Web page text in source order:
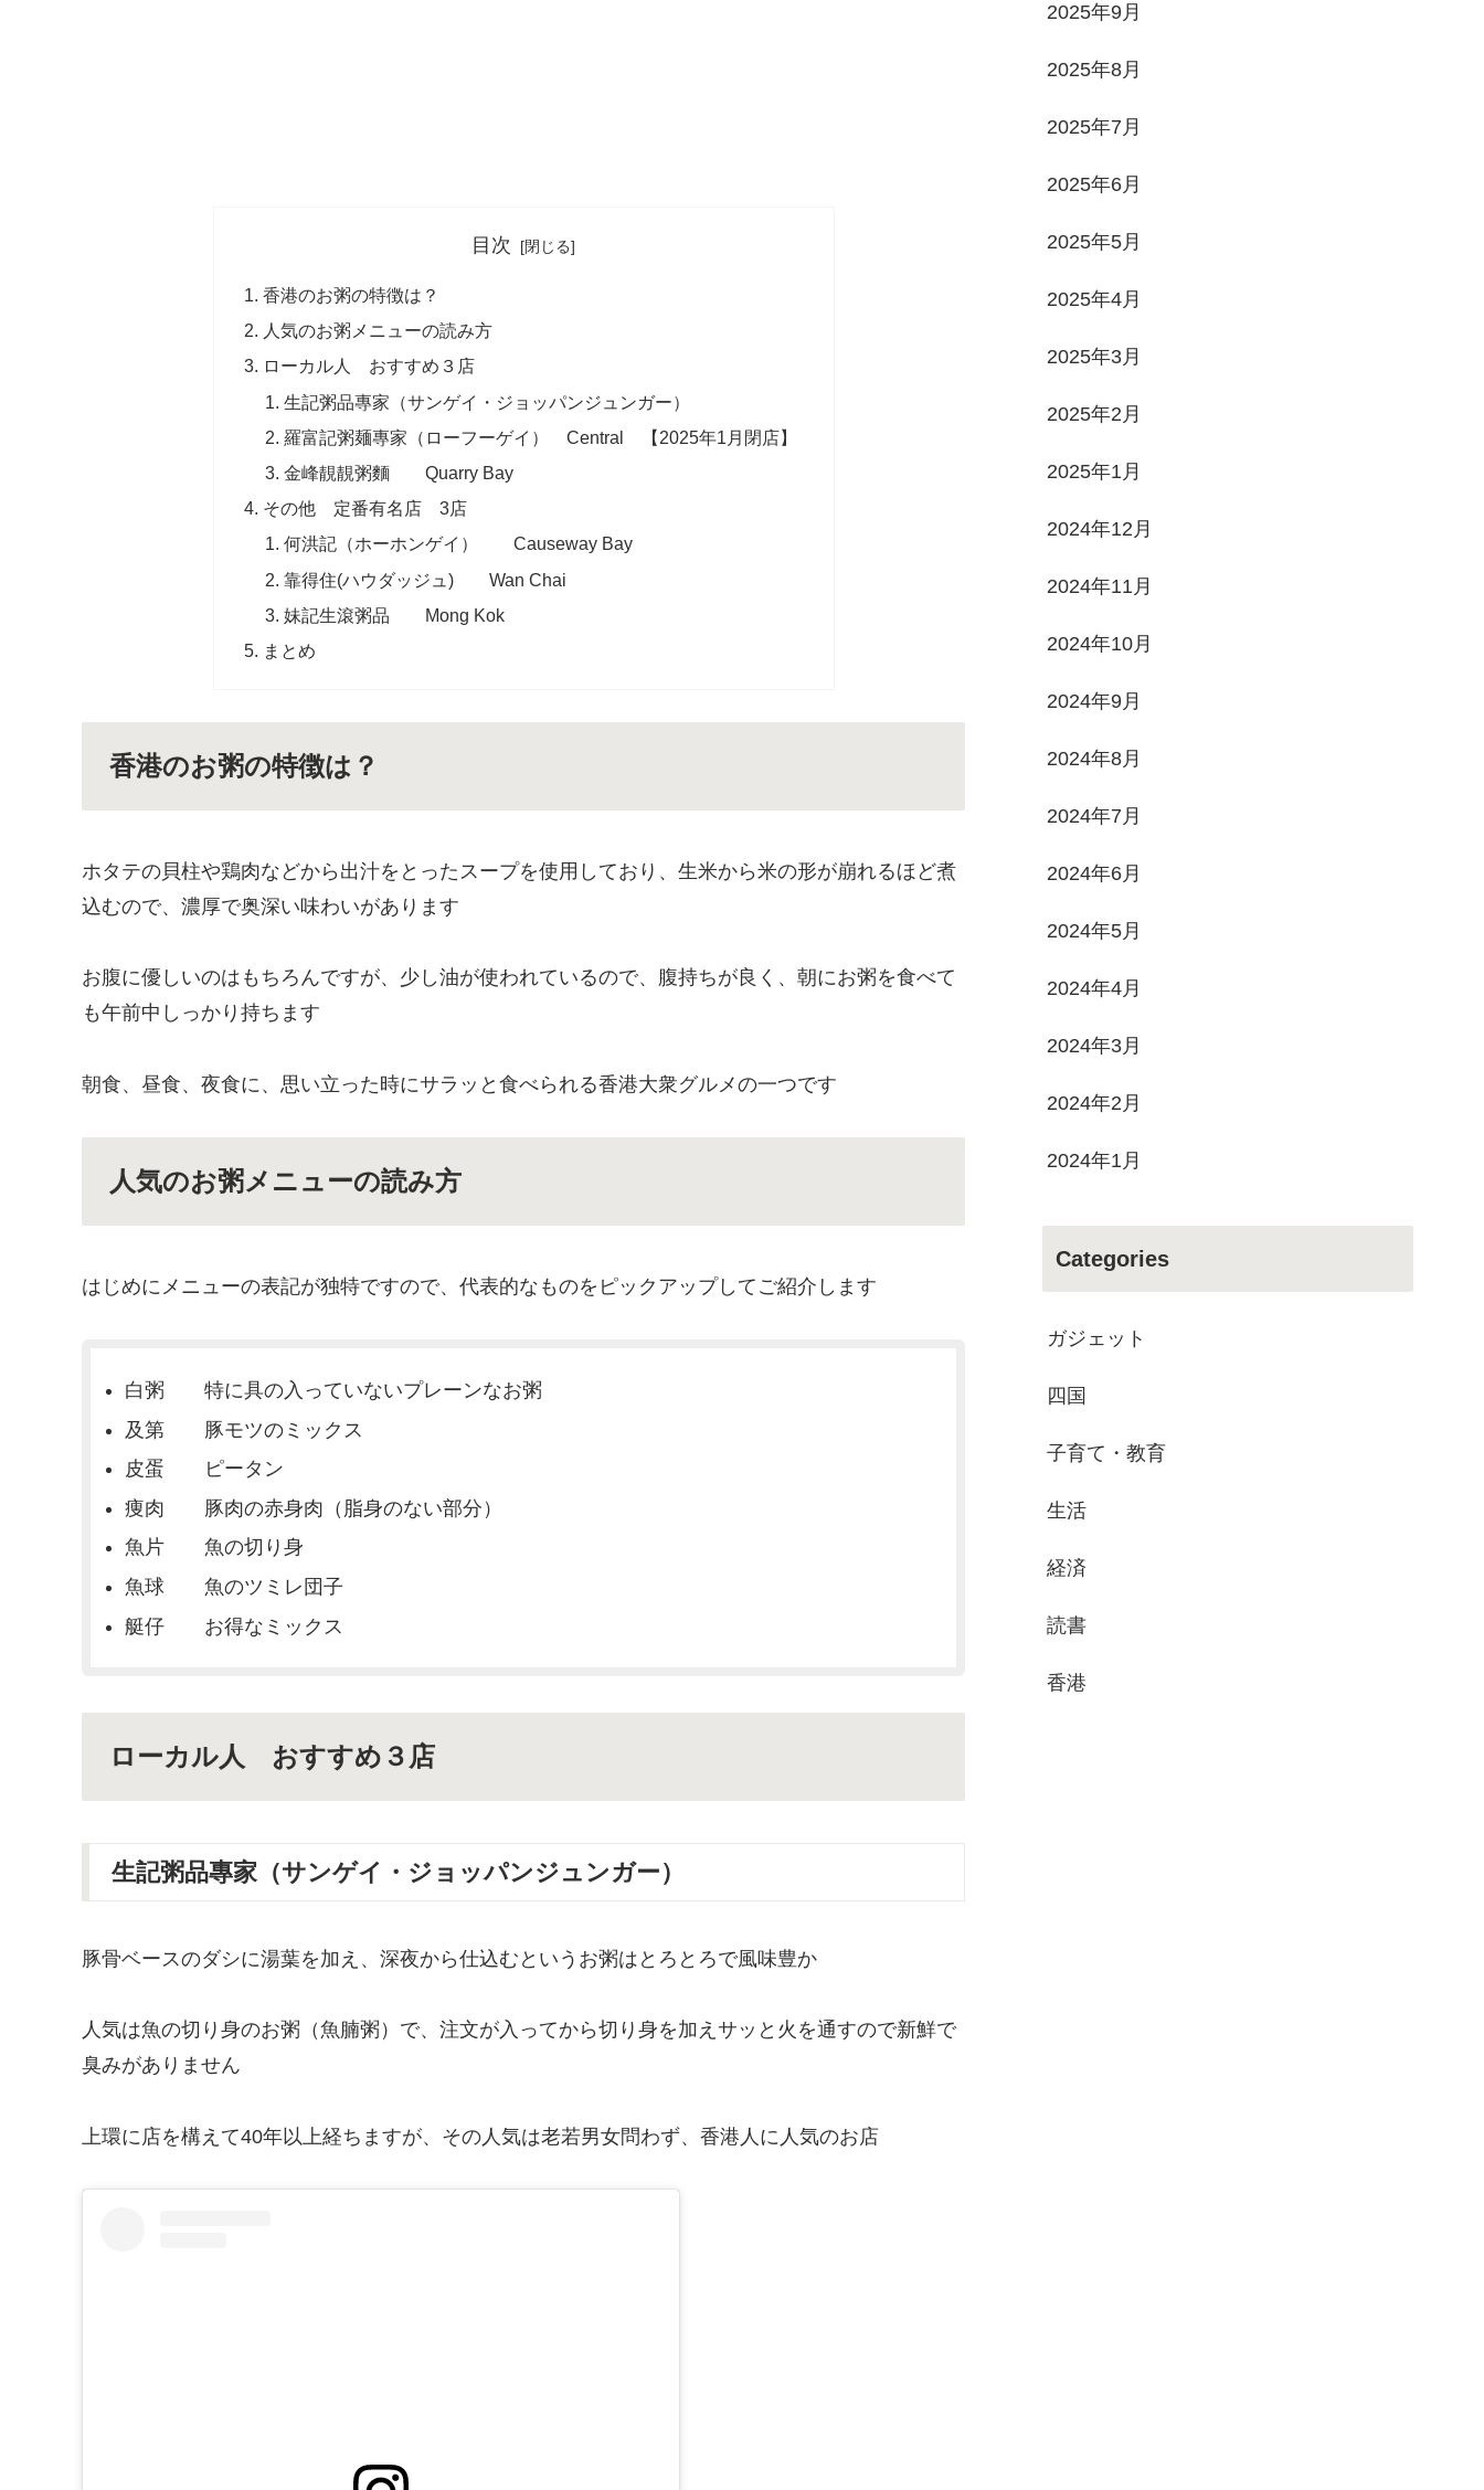
目次
香港のお粥の特徴は？
人気のお粥メニューの読み方
ローカル人 おすすめ３店
生記粥品專家（サンゲイ・ジョッパンジュンガー）
羅富記粥麺專家（ローフーゲイ） Central 【2025年1月閉店】
金峰靚靚粥麵 Quarry Bay
その他 定番有名店 3店
何洪記（ホーホンゲイ） Causeway Bay
靠得住(ハウダッジュ) Wan Chai
妹記生滾粥品 Mong Kok
まとめ
香港のお粥の特徴は？
ホタテの貝柱や鶏肉などから出汁をとったスープを使用しており、生米から米の形が崩れるほど煮
込むので、濃厚で奥深い味わいがあります
お腹に優しいのはもちろんですが、少し油が使われているので、腹持ちが良く、朝にお粥を食べて
も午前中しっかり持ちます
朝食、昼食、夜食に、思い立った時にサラッと食べられる香港大衆グルメの一つです
人気のお粥メニューの読み方
はじめにメニューの表記が独特ですので、代表的なものをピックアップしてご紹介します
白粥 特に具の入っていないプレーンなお粥
及第 豚モツのミックス
皮蛋 ピータン
痩肉 豚肉の赤身肉（脂身のない部分）
魚片 魚の切り身
魚球 魚のツミレ団子
艇仔 お得なミックス
ローカル人 おすすめ３店
生記粥品專家（サンゲイ・ジョッパンジュンガー）
豚骨ベースのダシに湯葉を加え、深夜から仕込むというお粥はとろとろで風味豊か
人気は魚の切り身のお粥（魚腩粥）で、注文が入ってから切り身を加えサッと火を通すので新鮮で
臭みがありません
上環に店を構えて40年以上経ちますが、その人気は老若男女問わず、香港人に人気のお店
2025年9月
2025年8月
2025年7月
2025年6月
2025年5月
2025年4月
2025年3月
2025年2月
2025年1月
2024年12月
2024年11月
2024年10月
2024年9月
2024年8月
2024年7月
2024年6月
2024年5月
2024年4月
2024年3月
2024年2月
2024年1月
Categories
ガジェット
四国
子育て・教育
生活
経済
読書
香港